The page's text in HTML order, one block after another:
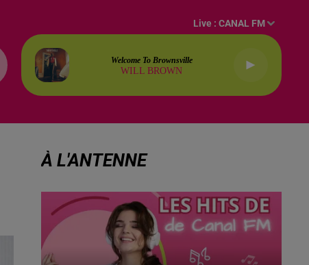
Live :CANAL FM
Welcome To Brownsville
WILL BROWN
À L'ANTENNE